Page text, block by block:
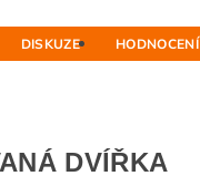
DISKUZE HODNOCENÍ
DVÍŘKA